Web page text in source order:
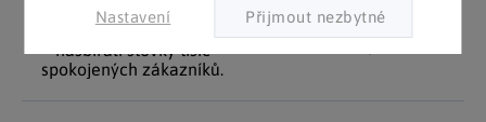
Nastavení
Za desítky let na trhu jsme
nasbírali stovky tisíc
spokojených zákazníků.
zákazníky. Značkové zboží
se zárukou původu.